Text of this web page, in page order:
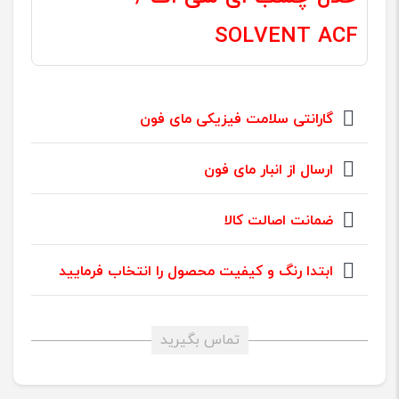
SOLVENT ACF
گارانتی سلامت فیزیکی مای فون
ارسال از انبار مای فون
ضمانت اصالت کالا
ابتدا رنگ و کیفیت محصول را انتخاب فرمایید
تماس بگیرید